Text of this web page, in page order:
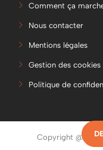
Comment ça
Nous contacter
Mentions légales
Gestion des cookies
Politique de
Copyright @2026